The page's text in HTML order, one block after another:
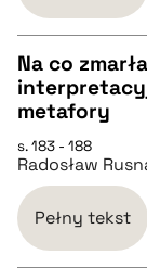
pobierz cytat
CZYSTY
pobierz cytat
BIBTEX
Na co
metafory
s. 183 - 188
Radosław
Pełny tekst